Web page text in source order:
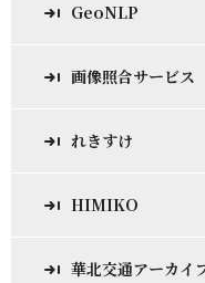
GeoNLP
画像照合サービス
れきすけ
HIMIKO
華北交通アーカイ